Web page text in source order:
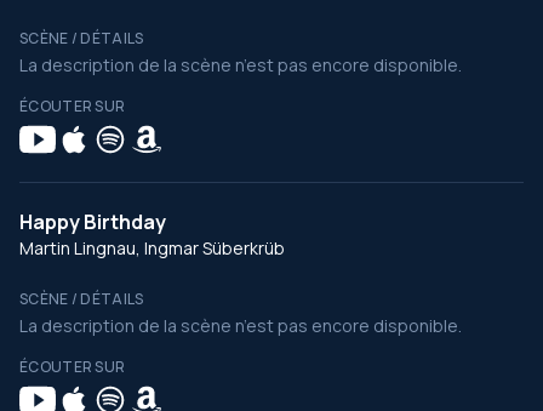
SCÈNE / DÉTAILS
La description de la scène n’est pas encore disponible.
ÉCOUTER SUR
Happy Birthday
Martin Lingnau, Ingmar Süberkrüb
SCÈNE / DÉTAILS
La description de la scène n’est pas encore disponible.
ÉCOUTER SUR